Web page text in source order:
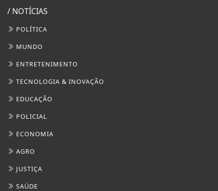
/ NOTÍCIAS
POLÍTICA
MUNDO
ENTRETENIMENTO
TECNOLOGIA & INOVAÇÃO
EDUCAÇÃO
POLICIAL
ECONOMIA
AGRO
JUSTIÇA
SAÚDE